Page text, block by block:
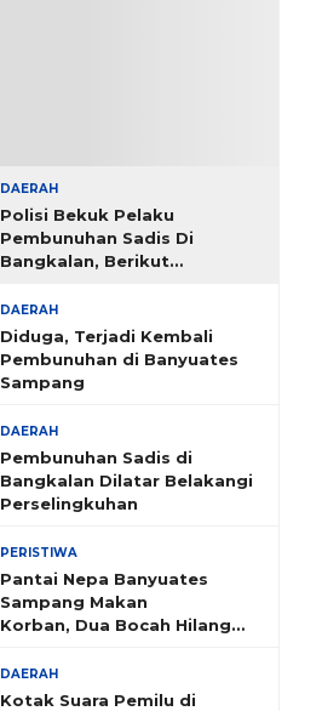
DAERAH
Polisi Bekuk Pelaku
Pembunuhan Sadis Di
Bangkalan, Berikut
DAERAH
Diduga, Terjadi Kembali
Pembunuhan di Banyuates
Sampang
DAERAH
Pembunuhan Sadis di
Bangkalan Dilatar Belakangi
Perselingkuhan
PERISTIWA
Pantai Nepa Banyuates
Sampang Makan
Korban, Dua Bocah Hilang
DAERAH
Kotak Suara Pemilu di